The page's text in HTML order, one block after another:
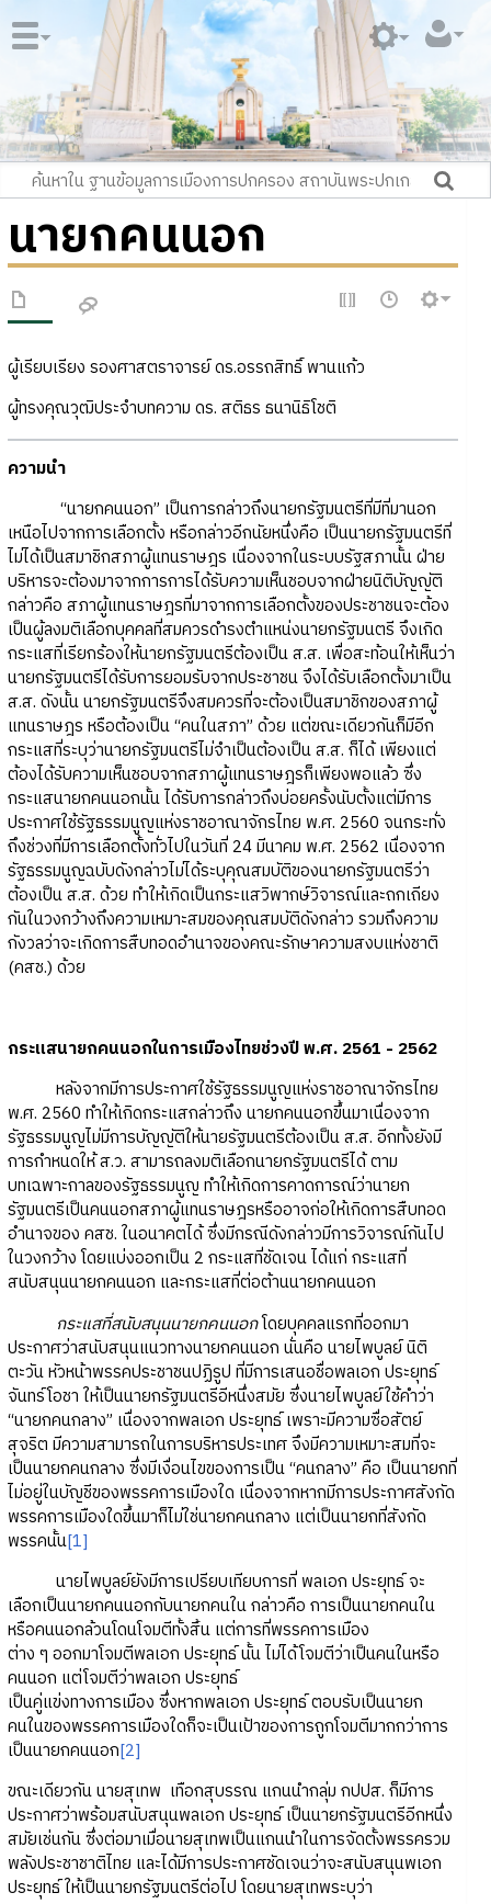
นายกคนนอก
ผู้เรียบเรียง รองศาสตราจารย์ ดร.อรรถสิทธิ์ พานแก้ว
ผู้ทรงคุณวุฒิประจำบทความ ดร. สติธร ธนานิธิโชติ
ความนำ
“นายกคนนอก” เป็นการกล่าวถึงนายกรัฐมนตรีที่มีที่มานอก
เหนือไปจากการเลือกตั้ง หรือกล่าวอีกนัยหนึ่งคือ เป็นนายกรัฐมนตรีที่
ไม่ได้เป็นสมาชิกสภาผู้แทนราษฎร เนื่องจากในระบบรัฐสภานั้น ฝ่าย
บริหารจะต้องมาจากการการได้รับความเห็นชอบจากฝ่ายนิติบัญญัติ
กล่าวคือ สภาผู้แทนราษฎรที่มาจากการเลือกตั้งของประชาชนจะต้อง
เป็นผู้ลงมติเลือกบุคคลที่สมควรดำรงตำแหน่งนายกรัฐมนตรี จึงเกิด
กระแสที่เรียกร้องให้นายกรัฐมนตรีต้องเป็น ส.ส. เพื่อสะท้อนให้เห็นว่า
นายกรัฐมนตรีได้รับการยอมรับจากประชาชน จึงได้รับเลือกตั้งมาเป็น
ส.ส. ดังนั้น นายกรัฐมนตรีจึงสมควรที่จะต้องเป็นสมาชิกของสภาผู้
แทนราษฎร หรือต้องเป็น “คนในสภา” ด้วย แต่ขณะเดียวกันก็มีอีก
กระแสที่ระบุว่านายกรัฐมนตรีไม่จำเป็นต้องเป็น ส.ส. ก็ได้ เพียงแต่
ต้องได้รับความเห็นชอบจากสภาผู้แทนราษฎรก็เพียงพอแล้ว ซึ่ง
กระแสนายกคนนอกนั้น ได้รับการกล่าวถึงบ่อยครั้งนับตั้งแต่มีการ
ประกาศใช้รัฐธรรมนูญแห่งราชอาณาจักรไทย พ.ศ. 2560 จนกระทั่ง
ถึงช่วงที่มีการเลือกตั้งทั่วไปในวันที่ 24 มีนาคม พ.ศ. 2562 เนื่องจาก
รัฐธรรมนูญฉบับดังกล่าวไม่ได้ระบุคุณสมบัติของนายกรัฐมนตรีว่า
ต้องเป็น ส.ส. ด้วย ทำให้เกิดเป็นกระแสวิพากษ์วิจารณ์และถกเถียง
กันในวงกว้างถึงความเหมาะสมของคุณสมบัติดังกล่าว รวมถึงความ
กังวลว่าจะเกิดการสืบทอดอำนาจของคณะรักษาความสงบแห่งชาติ
(คสช.) ด้วย
กระแสนายกคนนอกในการเมืองไทยช่วงปี พ.ศ. 2561 - 2562
หลังจากมีการประกาศใช้รัฐธรรมนูญแห่งราชอาณาจักรไทย
พ.ศ. 2560 ทำให้เกิดกระแสกล่าวถึง นายกคนนอกขึ้นมาเนื่องจาก
รัฐธรรมนูญไม่มีการบัญญัติให้นายรัฐมนตรีต้องเป็น ส.ส. อีกทั้งยังมี
การกำหนดให้ ส.ว. สามารถลงมติเลือกนายกรัฐมนตรีได้ ตาม
บทเฉพาะกาลของรัฐธรรมนูญ ทำให้เกิดการคาดการณ์ว่านายก
รัฐมนตรีเป็นคนนอกสภาผู้แทนราษฎรหรืออาจก่อให้เกิดการสืบทอด
อำนาจของ คสช. ในอนาคตได้ ซึ่งมีกรณีดังกล่าวมีการวิจารณ์กันไป
ในวงกว้าง โดยแบ่งออกเป็น 2 กระแสที่ชัดเจน ได้แก่ กระแสที่
สนับสนุนนายกคนนอก และกระแสที่ต่อต้านนายกคนนอก
กระแสที่สนับสนุนนายกคนนอกโดยบุคคลแรกที่ออกมา
ประกาศว่าสนับสนุนแนวทางนายกคนนอก นั่นคือ นายไพบูลย์ นิติ
ตะวัน หัวหน้าพรรคประชาชนปฏิรูป ที่มีการเสนอชื่อพลเอก ประยุทธ์
จันทร์โอชา ให้เป็นนายกรัฐมนตรีอีหนึ่งสมัย ซึ่งนายไพบูลย์ใช้คำว่า
“นายกคนกลาง” เนื่องจากพลเอก ประยุทธ์ เพราะมีความซื่อสัตย์
สุจริต มีความสามารถในการบริหารประเทศ จึงมีความเหมาะสมที่จะ
เป็นนายกคนกลาง ซึ่งมีเงื่อนไขของการเป็น “คนกลาง” คือ เป็นนายกที่
ไม่อยู่ในบัญชีของพรรคการเมืองใด เนื่องจากหากมีการประกาศสังกัด
พรรคการเมืองใดขึ้นมาก็ไม่ใช่นายกคนกลาง แต่เป็นนายกที่สังกัด
พรรคนั้น[1]
นายไพบูลย์ยังมีการเปรียบเทียบการที่ พลเอก ประยุทธ์ จะ
เลือกเป็นนายกคนนอกกับนายกคนใน กล่าวคือ การเป็นนายกคนใน
หรือคนนอกล้วนโดนโจมตีทั้งสิ้น แต่การที่พรรคการเมือง
ต่าง ๆ ออกมาโจมตีพลเอก ประยุทธ์ นั้น ไม่ได้โจมตีว่าเป็นคนในหรือ
คนนอก แต่โจมตีว่าพลเอก ประยุทธ์
เป็นคู่แข่งทางการเมือง ซึ่งหากพลเอก ประยุทธ์ ตอบรับเป็นนายก
คนในของพรรคการเมืองใดก็จะเป็นเป้าของการถูกโจมตีมากกว่าการ
เป็นนายกคนนอก[2]
ขณะเดียวกัน นายสุเทพ เทือกสุบรรณ แกนนำกลุ่ม กปปส. ก็มีการ
ประกาศว่าพร้อมสนับสนุนพลเอก ประยุทธ์ เป็นนายกรัฐมนตรีอีกหนึ่ง
สมัยเช่นกัน ซึ่งต่อมาเมื่อนายสุเทพเป็นแกนนำในการจัดตั้งพรรครวม
พลังประชาชาติไทย และได้มีการประกาศชัดเจนว่าจะสนับสนุนพเอก
ประยุทธ์ ให้เป็นนายกรัฐมนตรีต่อไป โดยนายสุเทพระบุว่า